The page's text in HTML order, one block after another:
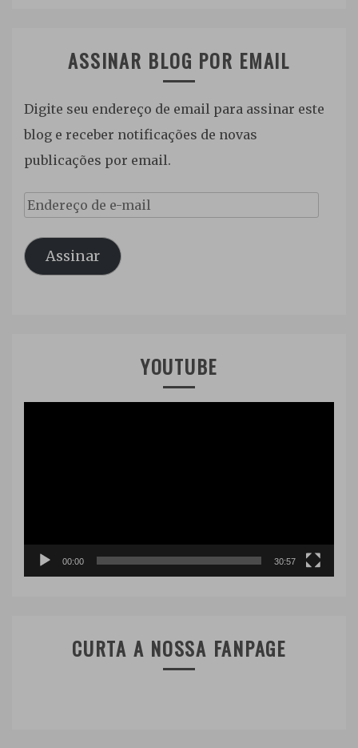
ASSINAR BLOG POR EMAIL
Digite seu endereço de email para assinar este
blog e receber notificações de novas
publicações por email.
Endereço
e-
mail
Assinar
YOUTUBE
00:00 30:57
CURTA A NOSSA FANPAGE